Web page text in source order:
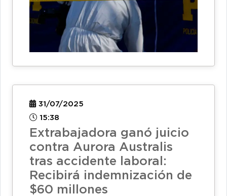
31/07/2025
15:38
Extrabajadora ganó juicio
contra Aurora Australis
tras accidente laboral:
Recibirá indemnización de
$60 millones